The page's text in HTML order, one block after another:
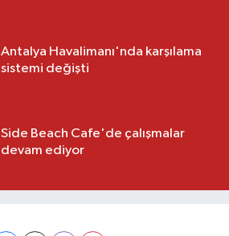
Antalya Havalimanı'nda karşılama
sistemi değişti
Side Beach Cafe'de çalışmalar
devam ediyor